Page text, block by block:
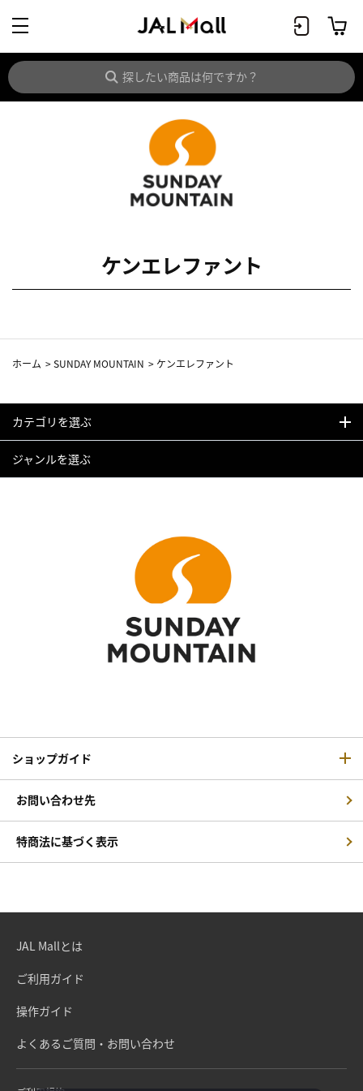
ケンエレファント
ホーム >SUNDAY MOUNTAIN > ケンエレファント
カテゴリを選ぶ
ジャンルを選ぶ
ショップガイド
お問い合わせ先
特商法に基づく表示
JAL Mallとは
ご利用ガイド
操作ガイド
よくあるご質問・お問い合わせ